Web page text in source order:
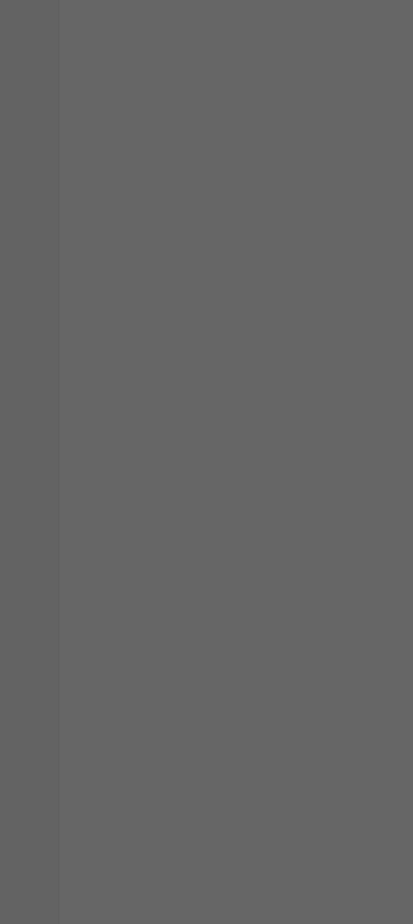
特點：不同的分類（Cat5e、
電力線通訊電纜（Power Line
應用：利用現有電力線傳輸數據，
特點：透過電源線傳輸信號，但受
即日訂購，最快次日發貨，網上落單滿